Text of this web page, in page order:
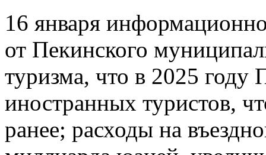
16 января
от Пекинского
туризма, что в 2025
иностранных туристов,
ранее; расходы на